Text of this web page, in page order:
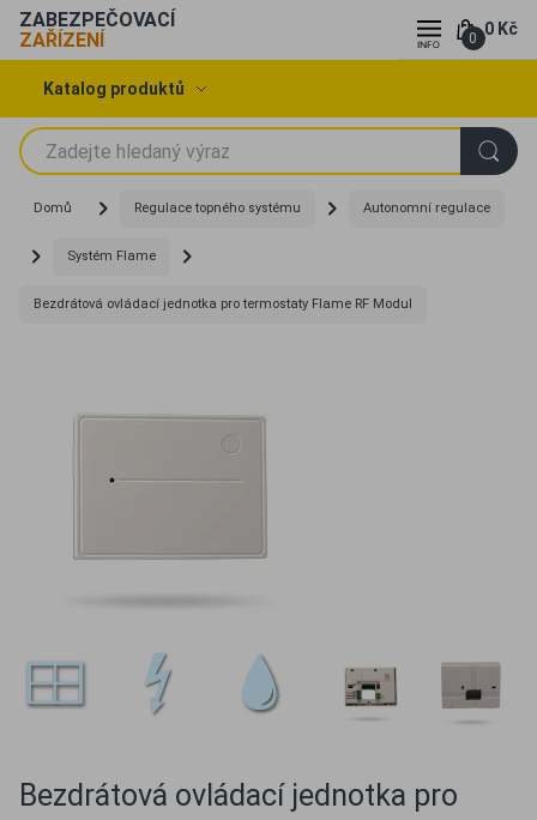
0 Kč
0
ZABEZPEČOVACÍ
ZAŘÍZENÍ
Katalog produktů
Domů Regulace topného systému Autonomní regulace
Systém Flame
Bezdrátová ovládací jednotka pro termostaty Flame RF Modul
Bezdrátová ovládací jednotka pro